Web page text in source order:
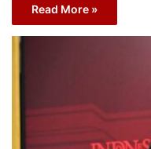
Read More »